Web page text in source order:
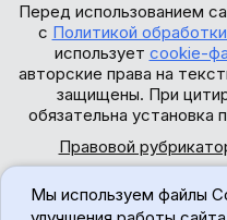
Перед использованием
с Политикой
использует cookie-
авторские права на
защищены. При
обязательна установка
Правовой
©
Мы используем файлы